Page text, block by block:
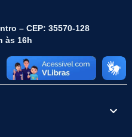
– CEP: 35570-128
às 16h